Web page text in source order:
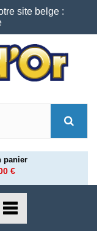
site belge :
panier
€